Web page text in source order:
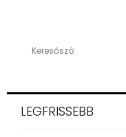
h
LEGFRISSEBB